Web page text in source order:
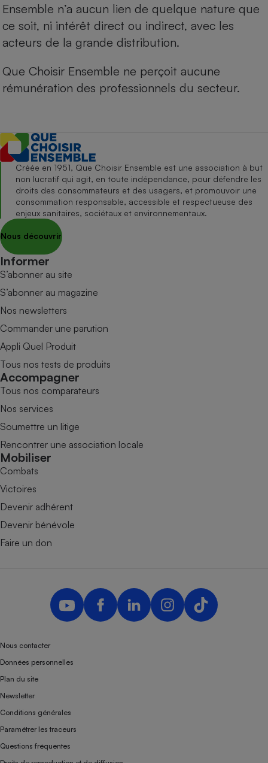
Ensemble n’a aucun lien de quelque nature que
ce soit, ni intérêt direct ou indirect, avec les
acteurs de la grande distribution.
Que Choisir Ensemble ne perçoit aucune
rémunération des professionnels du secteur.
Créée en 1951, Que Choisir Ensemble est une association à but
non lucratif qui agit, en toute indépendance, pour défendre les
droits des consommateurs et des usagers, et promouvoir une
consommation responsable, accessible et respectueuse des
enjeux sanitaires, sociétaux et environnementaux.
Nous découvrir
Informer
S’abonner au site
S’abonner au magazine
Nos newsletters
Commander une parution
Appli Quel Produit
Tous nos tests de produits
Accompagner
Tous nos comparateurs
Nos services
Soumettre un litige
Rencontrer une association locale
Mobiliser
Combats
Victoires
Devenir adhérent
Devenir bénévole
Faire un don
Nous contacter
Données personnelles
Plan du site
Newsletter
Conditions générales
Paramétrer les traceurs
Questions fréquentes